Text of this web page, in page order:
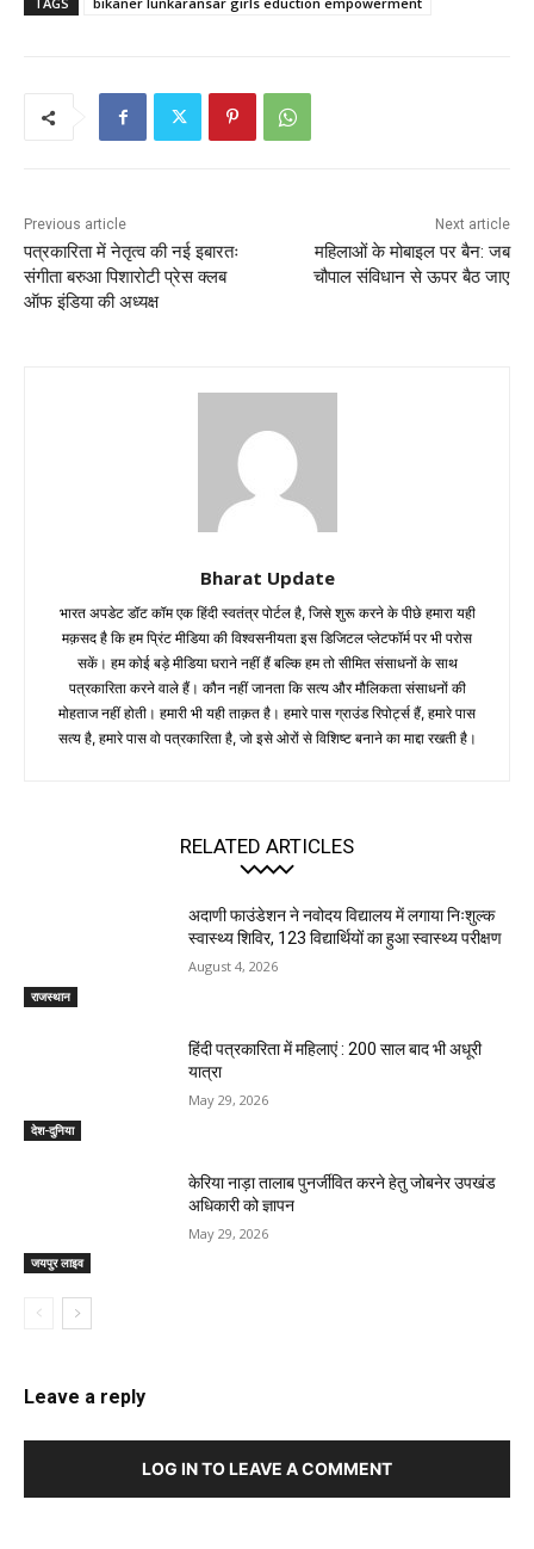
Previous article
पत्रकारिता में नेतृत्व की नई इबारतः
संगीता बरुआ पिशारोटी प्रेस क्लब
ऑफ इंडिया की अध्यक्ष
Next article
महिलाओं के मोबाइल पर बैन: जब
चौपाल संविधान से ऊपर बैठ जाए
Bharat Update
भारत अपडेट डॉट कॉम एक हिंदी स्वतंत्र पोर्टल है, जिसे शुरू करने के पीछे हमारा यही
मक़सद है कि हम प्रिंट मीडिया की विश्वसनीयता इस डिजिटल प्लेटफॉर्म पर भी परोस
सकें। हम कोई बड़े मीडिया घराने नहीं हैं बल्कि हम तो सीमित संसाधनों के साथ
पत्रकारिता करने वाले हैं। कौन नहीं जानता कि सत्य और मौलिकता संसाधनों की
मोहताज नहीं होती। हमारी भी यही ताक़त है। हमारे पास ग्राउंड रिपोर्ट्स हैं, हमारे पास
सत्य है, हमारे पास वो पत्रकारिता है, जो इसे ओरों से विशिष्ट बनाने का माद्दा रखती है।
RELATED ARTICLES
राजस्थान
अदाणी फाउंडेशन ने नवोदय विद्यालय में लगाया निःशुल्क
स्वास्थ्य शिविर, 123 विद्यार्थियों का हुआ स्वास्थ्य परीक्षण
August 4, 2026
देश-दुनिया
हिंदी पत्रकारिता में महिलाएं : 200 साल बाद भी अधूरी
यात्रा
May 29, 2026
जयपुर लाइव
केरिया नाड़ा तालाब पुनर्जीवित करने हेतु जोबनेर उपखंड
अधिकारी को ज्ञापन
May 29, 2026
Leave a reply
LOG IN TO LEAVE A COMMENT